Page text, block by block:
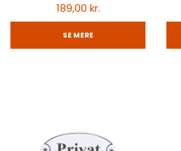
189,00 kr.
SE MERE